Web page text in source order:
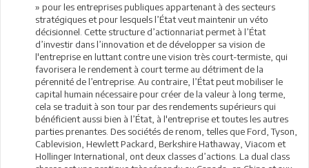
» pour les entreprises publiques appartenant à des secteurs
stratégiques et pour lesquels l’État veut maintenir un véto
décisionnel. Cette structure d’actionnariat permet à l’État
d’investir dans l’innovation et de développer sa vision de
l'entreprise en luttant contre une vision très court-termiste, qui
favorisera le rendement à court terme au détriment de la
pérennité de l’entreprise. Au contraire, l’État peut mobiliser le
capital humain nécessaire pour créer de la valeur à long terme,
cela se traduit à son tour par des rendements supérieurs qui
bénéficient aussi bien à l’État, à l'entreprise et toutes les autres
parties prenantes. Des sociétés de renom, telles que Ford, Tyson,
Cablevision, Hewlett Packard, Berkshire Hathaway, Viacom et
Hollinger International, ont deux classes d’actions. La dual class